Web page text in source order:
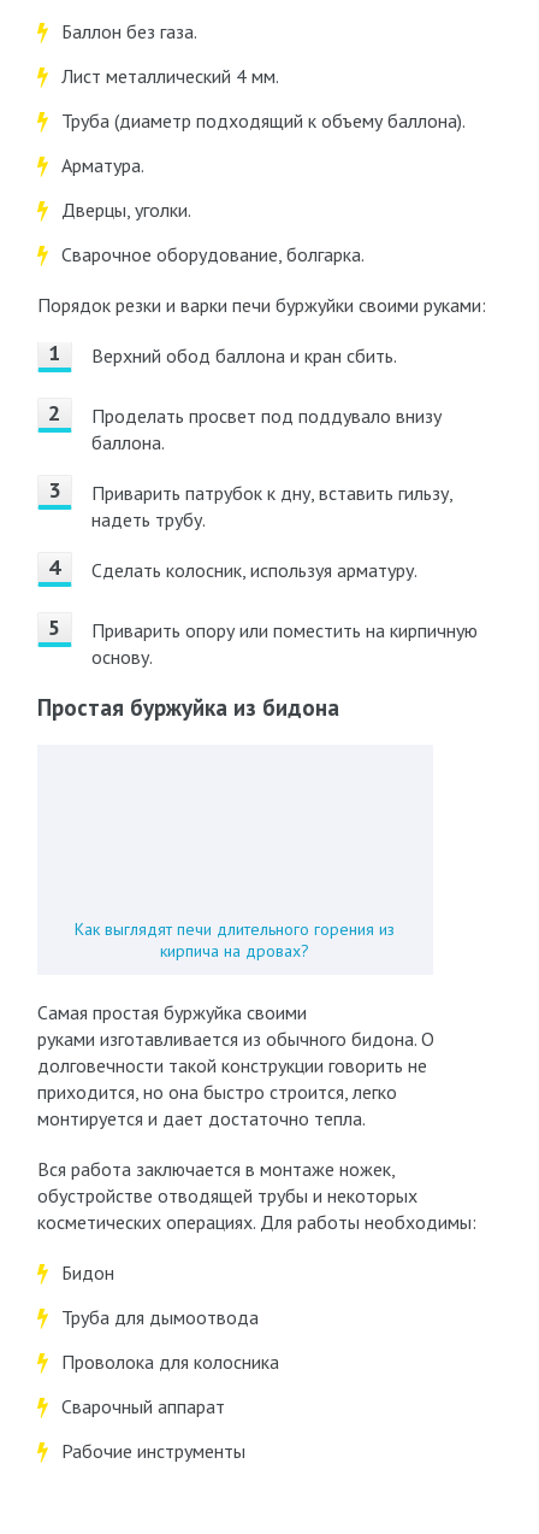
Баллон без газа.
Лист металлический 4 мм.
Труба (диаметр подходящий к объему баллона).
Арматура.
Дверцы, уголки.
Сварочное оборудование, болгарка.
Порядок резки и варки печи буржуйки своими руками:
Верхний обод баллона и кран сбить.
Проделать просвет под поддувало внизу
баллона.
Приварить патрубок к дну, вставить гильзу,
надеть трубу.
Сделать колосник, используя арматуру.
Приварить опору или поместить на кирпичную
основу.
Простая буржуйка из бидона
Как выглядят печи длительного горения из
кирпича на дровах?
Самая простая буржуйка своими
руками изготавливается из обычного бидона. О
долговечности такой конструкции говорить не
приходится, но она быстро строится, легко
монтируется и дает достаточно тепла.
Вся работа заключается в монтаже ножек,
обустройстве отводящей трубы и некоторых
косметических операциях. Для работы необходимы:
Бидон
Труба для дымоотвода
Проволока для колосника
Сварочный аппарат
Рабочие инструменты